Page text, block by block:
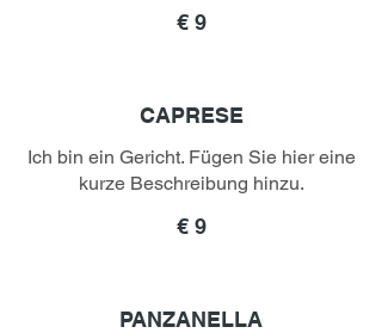
€ 9
CAPRESE
Ich bin ein Gericht. Fügen Sie hier eine
kurze Beschreibung hinzu.
€ 9
PANZANELLA